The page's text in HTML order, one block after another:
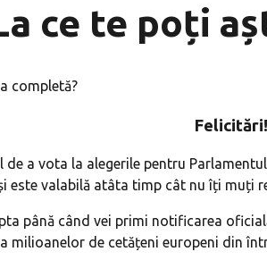
ce te poți
completă?
Felicitări!
a vota la alegerile pentru
este valabilă atâta timp cât nu îți muți
până când vei primi notificarea
milioanelor de cetățeni europeni din